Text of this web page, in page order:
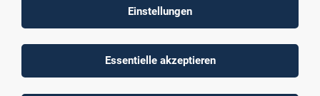
Einstellungen
Essentielle akzeptieren